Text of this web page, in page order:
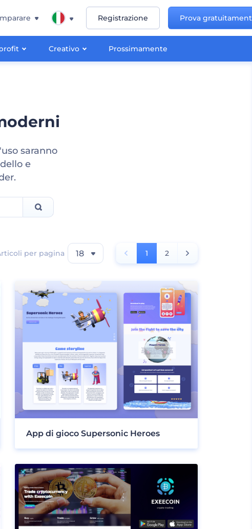
Creativo Prossimamente
Registrazione Prova
saranno
e
per pagina 18 1 2
App di gioco Supersonic Heroes